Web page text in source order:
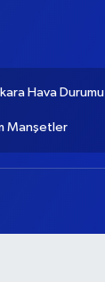
Hava Durumu
Manşetler